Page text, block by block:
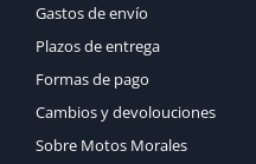
Gastos de envío
Plazos de entrega
Formas de pago
Cambios y devolouciones
Sobre Motos Morales